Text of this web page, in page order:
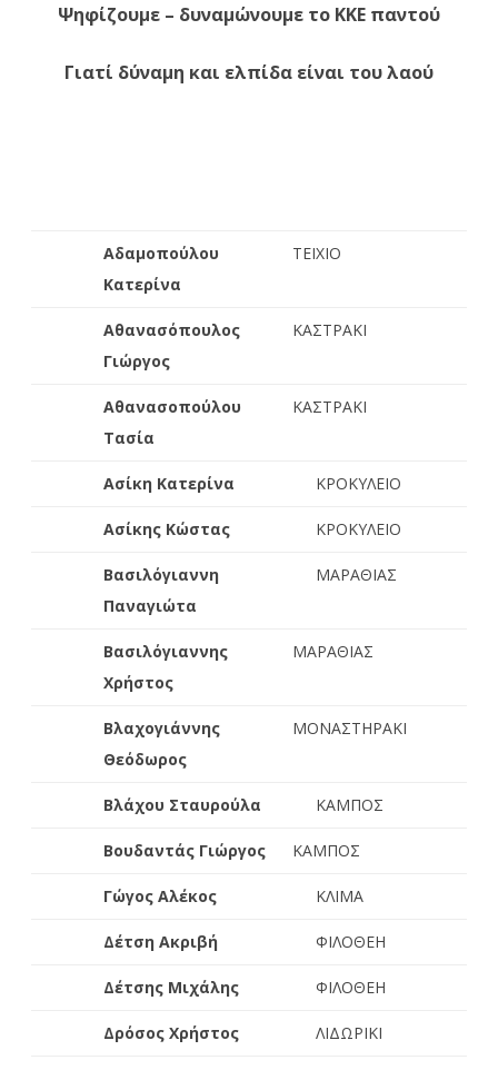
Ψηφίζουμε – δυναμώνουμε το ΚΚΕ παντού
Γιατί δύναμη και ελπίδα είναι του λαού
Αδαμοπούλου
Κατερίνα
ΤΕΙΧΙΟ
Αθανασόπουλος
Γιώργος
ΚΑΣΤΡΑΚΙ
Αθανασοπούλου
Τασία
ΚΑΣΤΡΑΚΙ
Ασίκη Κατερίνα ΚΡΟΚΥΛΕΙΟ
Ασίκης Κώστας ΚΡΟΚΥΛΕΙΟ
Βασιλόγιαννη
Παναγιώτα
ΜΑΡΑΘΙΑΣ
Βασιλόγιαννης
Χρήστος
ΜΑΡΑΘΙΑΣ
Βλαχογιάννης
Θεόδωρος
ΜΟΝΑΣΤΗΡΑΚΙ
Βλάχου Σταυρούλα ΚΑΜΠΟΣ
Βουδαντάς Γιώργος ΚΑΜΠΟΣ
Γώγος Αλέκος ΚΛΙΜΑ
Δέτση Ακριβή ΦΙΛΟΘΕΗ
Δέτσης Μιχάλης ΦΙΛΟΘΕΗ
Δρόσος Χρήστος ΛΙΔΩΡΙΚΙ